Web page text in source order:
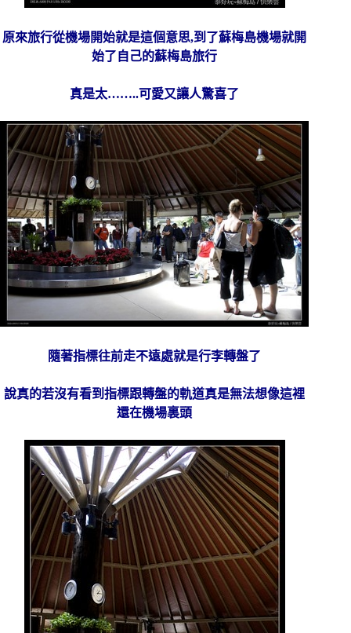
原來旅行從機場開始就是這個意思,到了蘇梅島機場就開
始了自己的蘇梅島旅行
真是太……..可愛又讓人驚喜了
隨著指標往前走不遠處就是行李轉盤了
說真的若沒有看到指標跟轉盤的軌道真是無法想像這裡
還在機場裏頭